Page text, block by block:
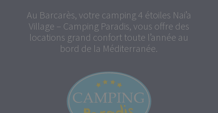
Au Barcarès, votre camping 4 étoiles Nai’a
Village – Camping Paradis, vous offre des
locations grand confort toute l’année au
bord de la Méditerranée.